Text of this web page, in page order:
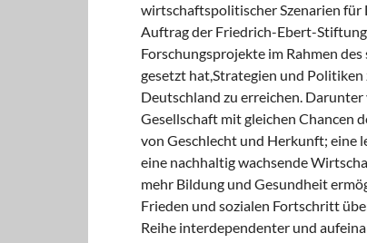
wirtschaftspolitischer Szenarien für
Auftrag der Friedrich-Ebert-
Forschungsprojekte im Rahmen
gesetzt hat,Strategien und Politiken
Deutschland zu erreichen.
Gesellschaft mit gleichen Chancen
von Geschlecht und Herkunft; eine
eine nachhaltig wachsende
mehr Bildung und Gesundheit
Frieden und sozialen Fortschritt
Reihe interdependenter und